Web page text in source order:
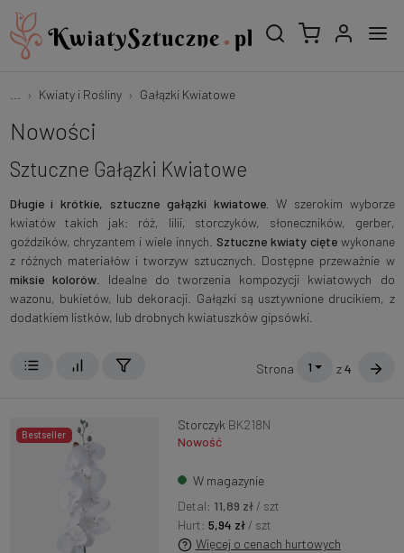
Kwiaty i Rośliny Gałązki Kwiatowe
Nowości
Sztuczne Gałązki Kwiatowe
Długie i krótkie, sztuczne gałązki kwiatowe.
W szerokim wyborze
kwiatów takich jak: róż, lilii, storczyków, słoneczników, gerber,
goździków, chryzantem i wiele innych. Sztuczne kwiaty ciętewykonane
z różnych materiałów i tworzyw sztucznych. Dostępne przeważnie w
miksie kolorów. Idealne do tworzenia kompozycji kwiatowych do
wazonu, bukietów, lub dekoracji. Gałązki są usztywnione drucikiem, z
dodatkiem listków, lub drobnych kwiatuszków gipsówki.
Strona 1 z4
Bestseller
Storczyk BK218N
Nowość
W magazynie
Detal: 11,89 zł / szt
Hurt:5,94 zł / szt
Więcej o cenach hurtowych